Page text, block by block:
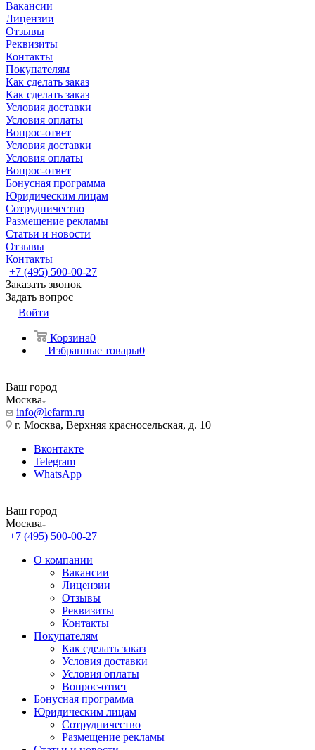
Вакансии
Лицензии
Отзывы
Реквизиты
Контакты
Покупателям
Как сделать заказ
Как сделать заказ
Условия доставки
Условия оплаты
Вопрос-ответ
Условия доставки
Условия оплаты
Вопрос-ответ
Бонусная программа
Юридическим лицам
Сотрудничество
Размещение рекламы
Статьи и новости
Отзывы
Контакты
+7 (495) 500-00-27
Заказать звонок
Задать вопрос
Войти
Корзина0
Избранные товары0
Ваш город
Москва
info@lefarm.ru
г. Москва, Верхняя красносельская, д. 10
Вконтакте
Telegram
WhatsApp
Ваш город
Москва
+7 (495) 500-00-27
О компании
Вакансии
Лицензии
Отзывы
Реквизиты
Контакты
Покупателям
Как сделать заказ
Условия доставки
Условия оплаты
Вопрос-ответ
Бонусная программа
Юридическим лицам
Сотрудничество
Размещение рекламы